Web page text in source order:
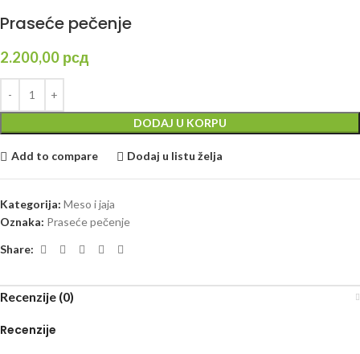
Praseće pečenje
2.200,00 рсд
DODAJ U KORPU
Add to compare Dodaj u listu želja
Kategorija: Meso i jaja
Oznaka: Praseće pečenje
Share:
Recenzije (0)
Recenzije